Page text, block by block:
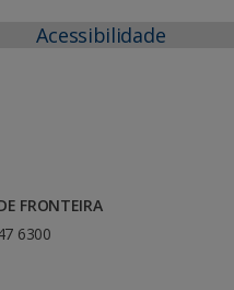
Acessibilidade
FRONTEIRA
6300